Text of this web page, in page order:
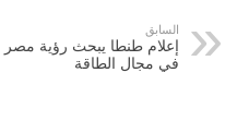
السابق
في مجال الطاقة